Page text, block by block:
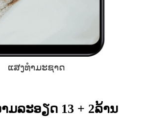
ໄຟສະຕູດີໂອ
ມລະອຽດ 13 + 2ລ້ານ